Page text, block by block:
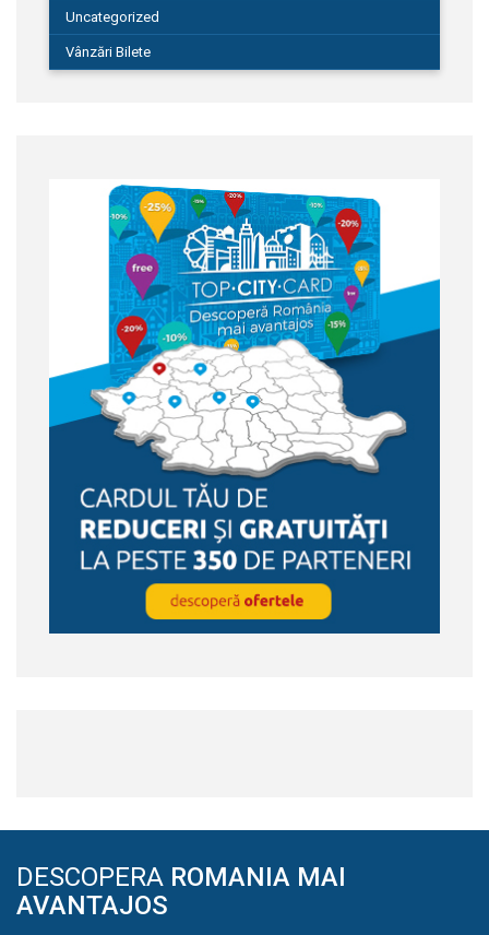
Uncategorized
Vânzări Bilete
DESCOPERA ROMANIA MAI
AVANTAJOS